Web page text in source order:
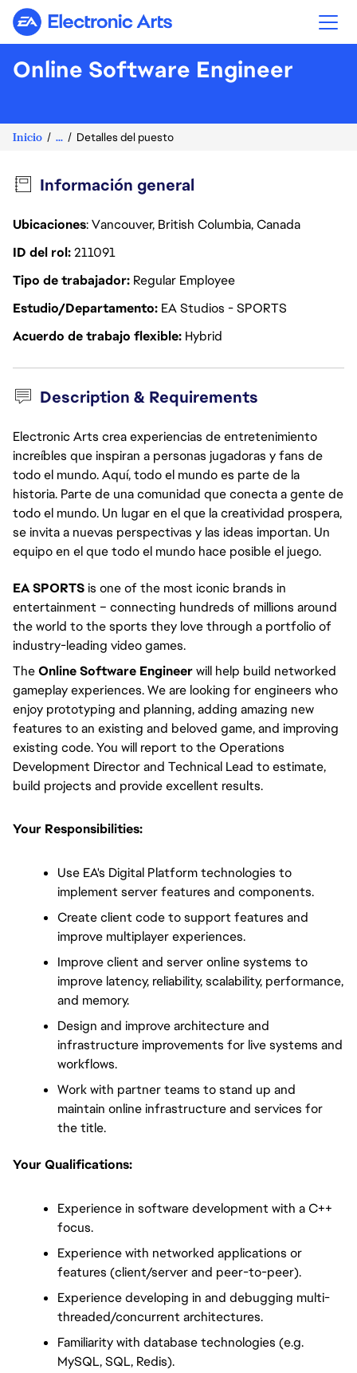
Electronic Arts
Online Software Engineer
Inicio ... Detalles del puesto
Información general
Ubicaciones: Vancouver, British Columbia, Canada
ID del rol211091
Tipo de trabajador Regular Employee
Estudio/Departamento EA Studios - SPORTS
Acuerdo de trabajo flexible Hybrid
Description & Requirements
Electronic Arts crea experiencias de entretenimiento
increíbles que inspiran a personas jugadoras y fans de
todo el mundo. Aquí, todo el mundo es parte de la
historia. Parte de una comunidad que conecta a gente de
todo el mundo. Un lugar en el que la creatividad prospera,
se invita a nuevas perspectivas y las ideas importan. Un
equipo en el que todo el mundo hace posible el juego.
EA SPORTSis one of the most iconic brands in
entertainment – connecting hundreds of millions around
the world to the sports they love through a portfolio of
industry-leading video games.
TheOnline Software Engineerwill help build networked
gameplay experiences. We are looking for engineers who
enjoy prototyping and planning, adding amazing new
features to an existing and beloved game, and improving
existing code. You will report to the Operations
Development Director and Technical Lead to estimate,
build projects and provide excellent results.
Your Responsibilities:
Use EA's Digital Platform technologies to
implement server features and components.
Create client code to support features and
improve multiplayer experiences.
Improve client and server online systems to
improve latency, reliability, scalability, performance,
and memory.
Design and improve architecture and
infrastructure improvements for live systems and
workflows.
Work with partner teams to stand up and
maintain online infrastructure and services for
the title.
Your Qualifications:
Experience in software development with a C++
focus.
Experience with networked applications or
features (client/server and peer-to-peer).
Experience developing in and debugging multi-
threaded/concurrent architectures.
Familiarity with database technologies (e.g.
MySQL, SQL, Redis).